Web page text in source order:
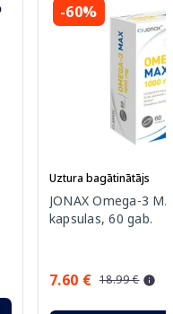
-60%
Uztura bagātinātājs
JONAX Omega-3
kapsulas, 60 gab.
7.60 € 18.99 €